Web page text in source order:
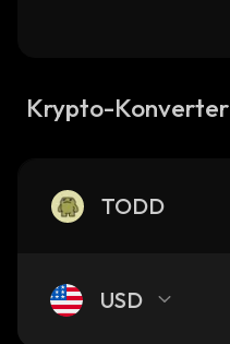
Krypto-Konverter
TODD
USD